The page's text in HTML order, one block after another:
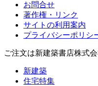
お問合せ
著作権・リンク
サイトの利用案内
プライバシーポリシ
ご注文は新建築書店株式
新建築
住宅特集